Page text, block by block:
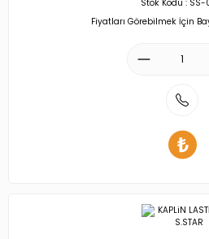
Stok Kodu : SS-
Fiyatları Görebilmek İçin